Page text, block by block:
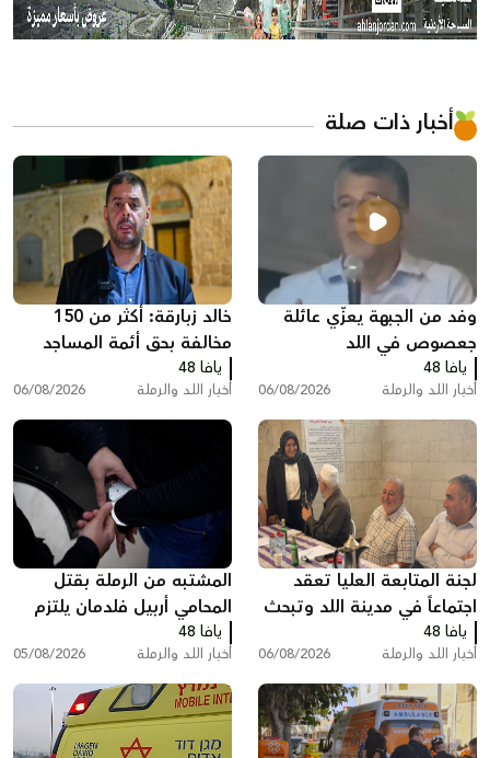
أخبار ذات صلة
وفد من الجبهة يعزّي عائلة
جعصوص في اللد
يافا 48
أخبار اللد والرملة 06/08/2026
خالد زبارقة: أكثر من 150
مخالفة بحق أئمة المساجد
بسبب رفع الأذان في اللد
يافا 48
أخبار اللد والرملة 06/08/2026
لجنة المتابعة العليا تعقد
اجتماعاً في مدينة اللد وتبحث
ملفات الجريمة والعنف
يافا 48
أخبار اللد والرملة 06/08/2026
المشتبه من الرملة بقتل
المحامي أربيل فلدمان يلتزم
الصمت في التحقيق ويقول:
"أنا مريض نفسيًا"
يافا 48
أخبار اللد والرملة 05/08/2026